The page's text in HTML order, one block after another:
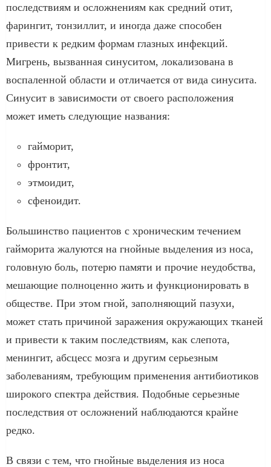
последствиям и осложнениям как средний отит,
фарингит, тонзиллит, и иногда даже способен
привести к редким формам глазных инфекций.
Мигрень, вызванная синуситом, локализована в
воспаленной области и отличается от вида синусита.
Синусит в зависимости от своего расположения
может иметь следующие названия:
гайморит,
фронтит,
этмоидит,
сфеноидит.
Большинство пациентов с хроническим течением
гайморита жалуются на гнойные выделения из носа,
головную боль, потерю памяти и прочие неудобства,
мешающие полноценно жить и функционировать в
обществе. При этом гной, заполняющий пазухи,
может стать причиной заражения окружающих тканей
и привести к таким последствиям, как слепота,
менингит, абсцесс мозга и другим серьезным
заболеваниям, требующим применения антибиотиков
широкого спектра действия. Подобные серьезные
последствия от осложнений наблюдаются крайне
редко.
В связи с тем, что гнойные выделения из носа